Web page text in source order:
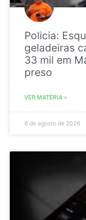
Policia:
geladeiras
33 mil em
preso
VER MATÉRIA »
6 de agosto de 2026